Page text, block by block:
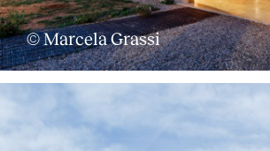
© Marcela Grassi